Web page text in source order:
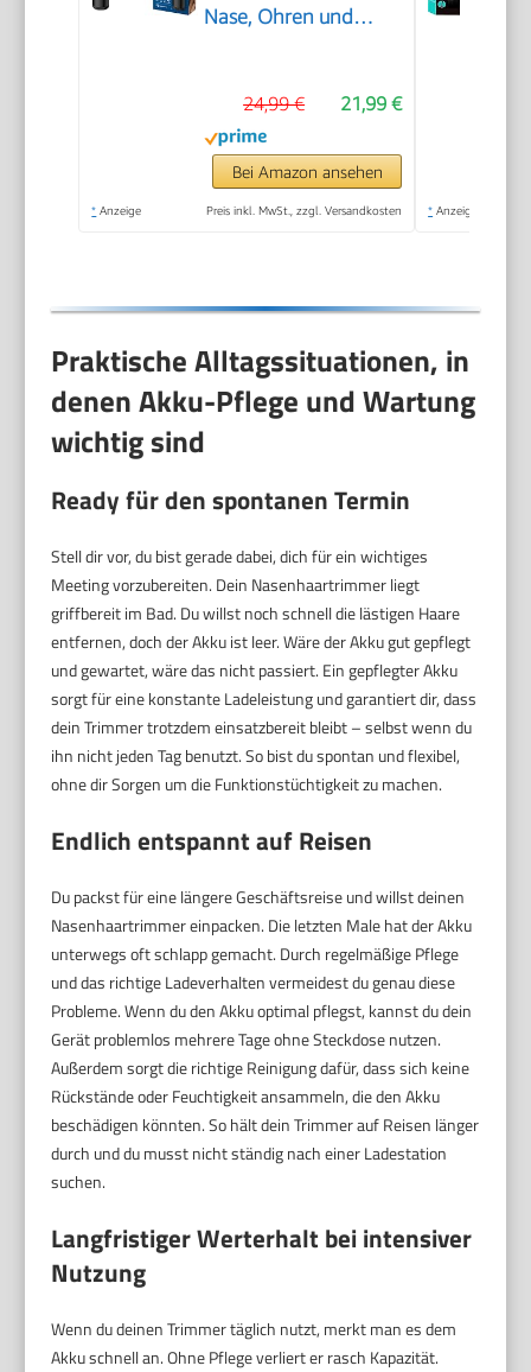
Nase, Ohren und
Technologie,
wasserdicht, Modell
NT5650/16
21,99 €
24,99 €
Bei Amazon ansehen
* Anzeige Preis inkl. MwSt., zzgl. Versandkosten * Anzeige
Praktische Alltagssituationen, in
denen Akku-Pflege und Wartung
wichtig sind
Ready für den spontanen Termin
Stell dir vor, du bist gerade dabei, dich für ein wichtiges
Meeting vorzubereiten. Dein Nasenhaartrimmer liegt
griffbereit im Bad. Du willst noch schnell die lästigen Haare
entfernen, doch der Akku ist leer. Wäre der Akku gut gepflegt
und gewartet, wäre das nicht passiert. Ein gepflegter Akku
sorgt für eine konstante Ladeleistung und garantiert dir, dass
dein Trimmer trotzdem einsatzbereit bleibt – selbst wenn du
ihn nicht jeden Tag benutzt. So bist du spontan und flexibel,
ohne dir Sorgen um die Funktionstüchtigkeit zu machen.
Endlich entspannt auf Reisen
Du packst für eine längere Geschäftsreise und willst deinen
Nasenhaartrimmer einpacken. Die letzten Male hat der Akku
unterwegs oft schlapp gemacht. Durch regelmäßige Pflege
und das richtige Ladeverhalten vermeidest du genau diese
Probleme. Wenn du den Akku optimal pflegst, kannst du dein
Gerät problemlos mehrere Tage ohne Steckdose nutzen.
Außerdem sorgt die richtige Reinigung dafür, dass sich keine
Rückstände oder Feuchtigkeit ansammeln, die den Akku
beschädigen könnten. So hält dein Trimmer auf Reisen länger
durch und du musst nicht ständig nach einer Ladestation
suchen.
Langfristiger Werterhalt bei intensiver
Nutzung
Wenn du deinen Trimmer täglich nutzt, merkt man es dem
Akku schnell an. Ohne Pflege verliert er rasch Kapazität.